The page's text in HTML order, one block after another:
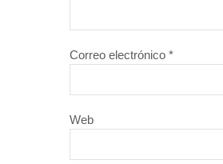
Correo electrónico *
Web